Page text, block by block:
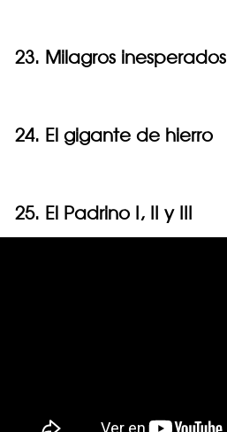
23. Milagros inesperados
24. El gigante de hierro
25. El Padrino I, II y III